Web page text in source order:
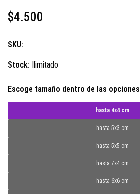
$4.500
SKU:
Stock: Ilimitado
Escoge tamaño dentro de las opciones
hasta 4x4 cm
hasta 5x3 cm
hasta 5x5 cm
hasta 7x4 cm
hasta 6x6 cm